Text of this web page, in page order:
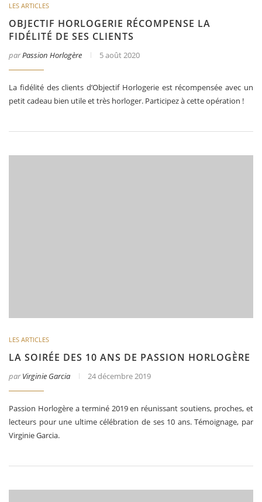
LES ARTICLES
OBJECTIF HORLOGERIE RÉCOMPENSE LA
FIDÉLITÉ DE SES CLIENTS
parPassion Horlogère 5 août 2020
La fidélité des clients d’Objectif Horlogerie est récompensée avec un
petit cadeau bien utile et très horloger. Participez à cette opération !
LES ARTICLES
LA SOIRÉE DES 10 ANS DE PASSION HORLOGÈRE
parVirginie Garcia 24 décembre 2019
Passion Horlogère a terminé 2019 en réunissant soutiens, proches, et
lecteurs pour une ultime célébration de ses 10 ans. Témoignage, par
Virginie Garcia.